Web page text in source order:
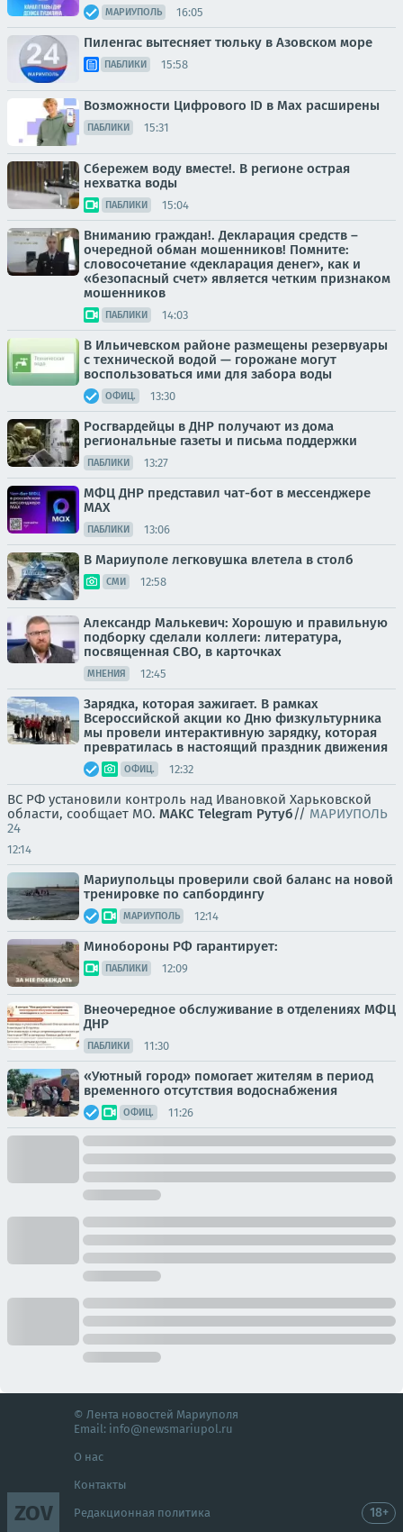
МАРИУПОЛЬ 16:05
Пиленгас вытесняет тюльку в Азовском море
ПАБЛИКИ 15:58
Возможности Цифрового ID в Мах расширены
ПАБЛИКИ 15:31
Сбережем воду вместе!. В регионе острая
нехватка воды
ПАБЛИКИ 15:04
Вниманию граждан!. Декларация средств –
очередной обман мошенников! Помните:
словосочетание «декларация денег», как и
«безопасный счет» является четким признаком
мошенников
ПАБЛИКИ 14:03
В Ильичевском районе размещены резервуары
с технической водой — горожане могут
воспользоваться ими для забора воды
ОФИЦ. 13:30
Росгвардейцы в ДНР получают из дома
региональные газеты и письма поддержки
ПАБЛИКИ 13:27
МФЦ ДНР представил чат-бот в мессенджере
MAX
ПАБЛИКИ 13:06
В Мариуполе легковушка влетела в столб
СМИ 12:58
Александр Малькевич: Хорошую и правильную
подборку сделали коллеги: литература,
посвященная СВО, в карточках
МНЕНИЯ 12:45
Зарядка, которая зажигает. В рамках
Всероссийской акции ко Дню физкультурника
мы провели интерактивную зарядку, которая
превратилась в настоящий праздник движения
ОФИЦ. 12:32
ВС РФ установили контроль над Ивановкой Харьковской
области, сообщает МО. МАКС Telegram Рутуб// МАРИУПОЛЬ
24
12:14
Мариупольцы проверили свой баланс на новой
тренировке по сапбордингу
МАРИУПОЛЬ 12:14
Минобороны РФ гарантирует:
ПАБЛИКИ 12:09
Внеочередное обслуживание в отделениях МФЦ
ДНР
ПАБЛИКИ 11:30
«Уютный город» помогает жителям в период
временного отсутствия водоснабжения
ОФИЦ. 11:26
ZOV
© Лента новостей Мариуполя
Email: info@newsmariupol.ru
О нас
Контакты
Редакционная политика 18+